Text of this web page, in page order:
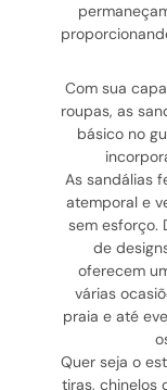
Com sua
roupas, as
básico no
As sandálias
atemporal e
sem esforço.
de
oferecem
várias
praia e até
Quer seja o
tiras, chinelos